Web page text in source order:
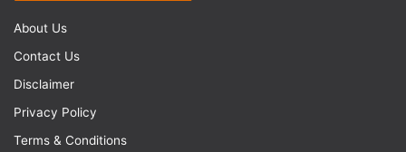
About Us
Contact Us
Disclaimer
Privacy Policy
Terms & Conditions